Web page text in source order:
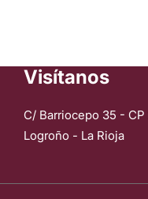
Visítanos
C/ Barriocepo 35 - CP
Logroño - La Rioja